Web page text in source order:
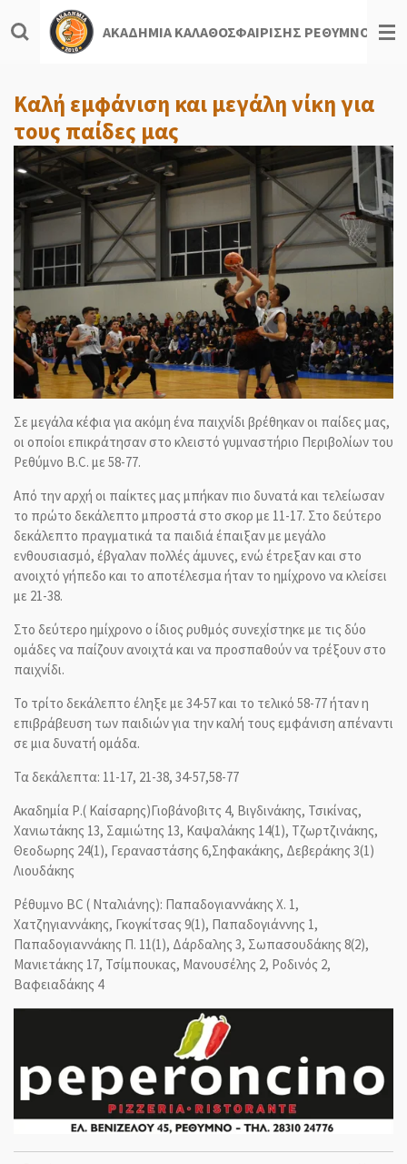
to
ΑΚΑΔΗΜΙΑ ΚΑΛΑΘΟΣΦΑΙΡΙΣΗΣ ΡΕΘΥΜΝΟΥ
Καλή εμφάνιση και μεγάλη νίκη για
τους παίδες μας
Σε μεγάλα κέφια για ακόμη ένα παιχνίδι βρέθηκαν οι παίδες μας,
οι οποίοι επικράτησαν στο κλειστό γυμναστήριο Περιβολίων του
Ρεθύμνο B.C. με 58-77.
Από την αρχή οι παίκτες μας μπήκαν πιο δυνατά και τελείωσαν
το πρώτο δεκάλεπτο μπροστά στο σκορ με 11-17. Στο δεύτερο
δεκάλεπτο πραγματικά τα παιδιά έπαιξαν με μεγάλο
ενθουσιασμό, έβγαλαν πολλές άμυνες, ενώ έτρεξαν και στο
ανοιχτό γήπεδο και το αποτέλεσμα ήταν το ημίχρονο να κλείσει
με 21-38.
Στο δεύτερο ημίχρονο ο ίδιος ρυθμός συνεχίστηκε με τις δύο
ομάδες να παίζουν ανοιχτά και να προσπαθούν να τρέξουν στο
παιχνίδι.
Το τρίτο δεκάλεπτο έληξε με 34-57 και το τελικό 58-77 ήταν η
επιβράβευση των παιδιών για την καλή τους εμφάνιση απέναντι
σε μια δυνατή ομάδα.
Τα δεκάλεπτα: 11-17, 21-38, 34-57,58-77
Ακαδημία Ρ.( Καίσαρης)Γιοβάνοβιτς 4, Βιγδινάκης, Τσικίνας,
Χανιωτάκης 13, Σαμιώτης 13, Καψαλάκης 14(1), Τζωρτζινάκης,
Θεοδωρης 24(1), Γεραναστάσης 6,Σηφακάκης, Δεβεράκης 3(1)
Λιουδάκης
Ρέθυμνο BC ( Νταλιάνης): Παπαδογιαννάκης Χ. 1,
Χατζηγιαννάκης, Γκογκίτσας 9(1), Παπαδογιάννης 1,
Παπαδογιαννάκης Π. 11(1), Δάρδαλης 3, Σωπασουδάκης 8(2),
Μανιετάκης 17, Τσίμπουκας, Μανουσέλης 2, Ροδινός 2,
Βαφειαδάκης 4